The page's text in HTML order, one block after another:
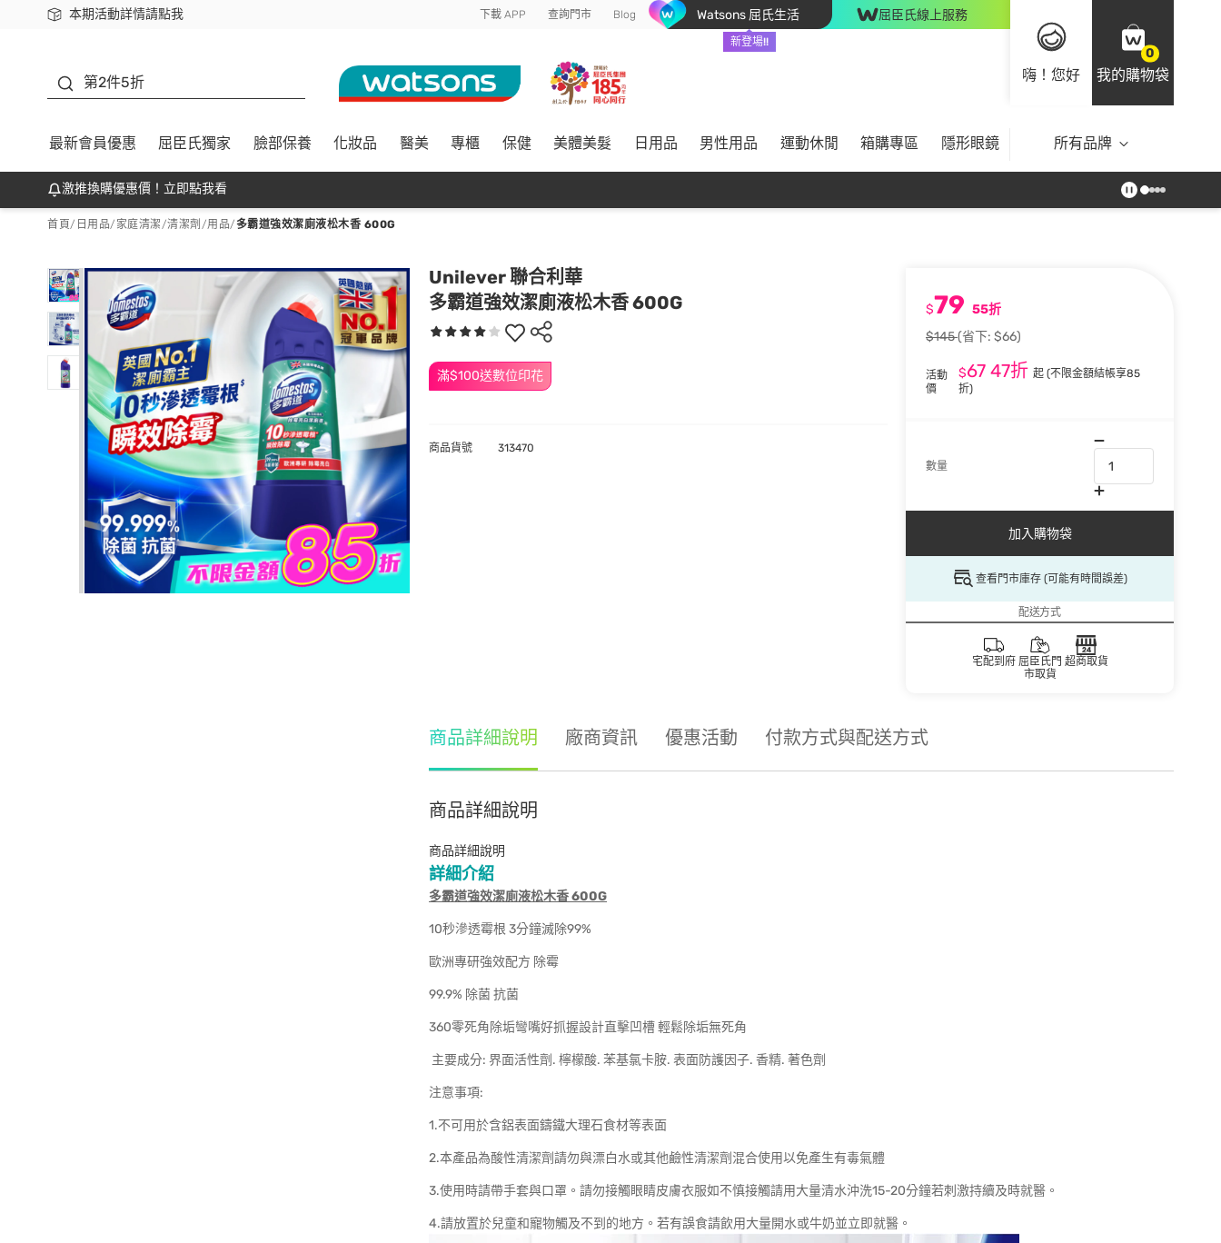
本期活動詳情請點我
下載app最高回饋$350 下載 APP 查詢門市 Blog Watsons 屈氏生活
新登場!!
屈臣氏線上服務
嗨！您好
0
我的購物袋
第2件5折
最新會員優惠 屈臣氏獨家 臉部保養 化妝品 醫美 專櫃 保健 美體美髮 日用品 男性用品 運動休閒 箱購專區 隱形眼鏡 所有品牌
激推換購優惠價！立即點我看
首頁/ 日用品/ 家庭清潔/清潔劑/用品/多霸道強效潔廁液松木香 600G
Unilever 聯合利華
多霸道強效潔廁液松木香 600G
滿$100送數位印花
$79 55折
$145(省下: $66)
活動
價
$6747折 起 (不限金額結帳享85
折)
數量
加入購物袋
查看門市庫存 (可能有時間誤差)
配送方式
宅配到府 屈臣氏門
市取貨
超商取貨
商品貨號 313470
商品詳細說明 廠商資訊 優惠活動 付款方式與配送方式
商品詳細說明
商品詳細說明
詳細介紹
多霸道強效潔廁液松木香 600G
10秒滲透霉根 3分鐘滅除99%
歐洲專研強效配方 除霉
99.9% 除菌 抗菌
360零死角除垢彎嘴好抓握設計直擊凹槽 輕鬆除垢無死角
主要成分: 界面活性劑. 檸檬酸. 苯基氯卡胺. 表面防護因子. 香精. 著色劑
注意事項:
1.不可用於含鋁表面鑄鐵大理石食材等表面
2.本產品為酸性清潔劑請勿與漂白水或其他鹼性清潔劑混合使用以免產生有毒氣體
3.使用時請帶手套與口罩。請勿接觸眼睛皮膚衣服如不慎接觸請用大量清水沖洗15-20分鐘若刺激持續及時就醫。
4.請放置於兒童和寵物觸及不到的地方。若有誤食請飲用大量開水或牛奶並立即就醫。